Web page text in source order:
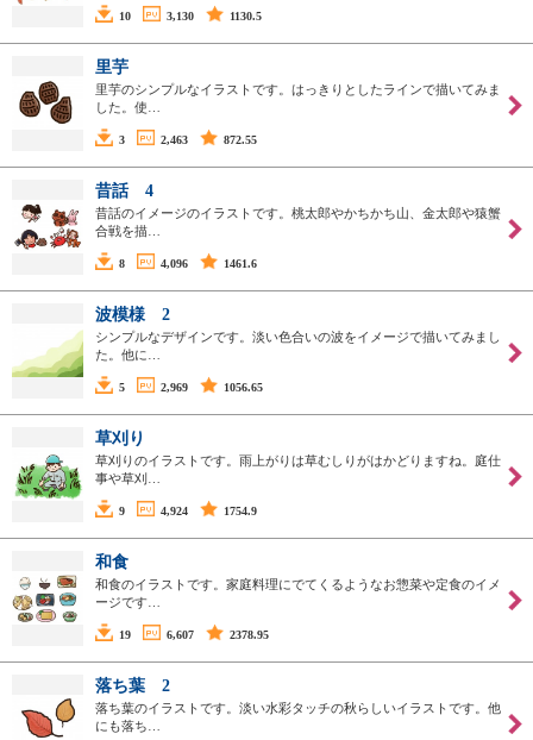
10 3,130 1130.5
里芋
里芋のシンプルなイラストです。はっきりとしたラインで描いてみま
した。使…
3 2,463 872.55
昔話 4
昔話のイメージのイラストです。桃太郎やかちかち山、金太郎や猿蟹
合戦を描…
8 4,096 1461.6
波模様 2
シンプルなデザインです。淡い色合いの波をイメージで描いてみまし
た。他に…
5 2,969 1056.65
草刈り
草刈りのイラストです。雨上がりは草むしりがはかどりますね。庭仕
事や草刈…
9 4,924 1754.9
和食
和食のイラストです。家庭料理にでてくるようなお惣菜や定食のイメ
ージです…
19 6,607 2378.95
落ち葉 2
落ち葉のイラストです。淡い水彩タッチの秋らしいイラストです。他
にも落ち…